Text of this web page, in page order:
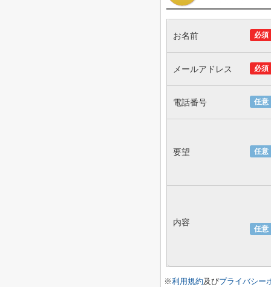
必須
お名前
必須
メールアドレス
任意
電話番号
任意
要望
任意
内容
※利用規約及びプライバシー